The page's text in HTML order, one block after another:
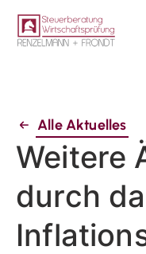
Alle Aktuelles
Weitere
durch